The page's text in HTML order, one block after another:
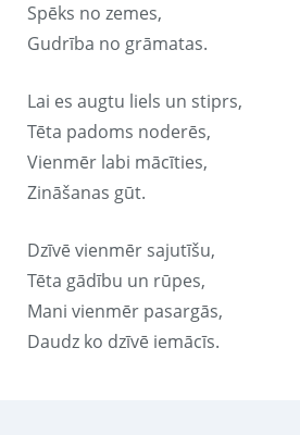
Spēks no zemes,
Gudrība no grāmatas.
Lai es augtu liels un stiprs,
Tēta padoms noderēs,
Vienmēr labi mācīties,
Zināšanas gūt.
Dzīvē vienmēr sajutīšu,
Tēta gādību un rūpes,
Mani vienmēr pasargās,
Daudz ko dzīvē iemācīs.